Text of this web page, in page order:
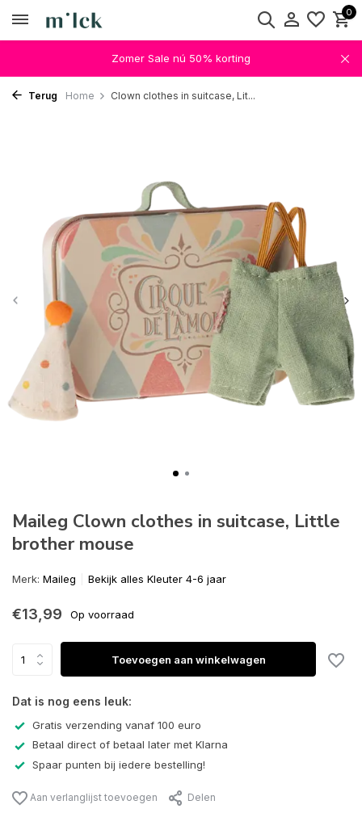
0
Zomer Sale nú 50% korting
Terug Home Clown clothes in suitcase, Lit...
Maileg Clown clothes in suitcase, Little
brother mouse
Merk: Maileg Bekijk alles Kleuter 4-6 jaar
€13,99 Op voorraad
Toevoegen aan winkelwagen
Dat is nog eens leuk:
Gratis verzending vanaf 100 euro
Betaal direct of betaal later met Klarna
Spaar punten bij iedere bestelling!
Aan verlanglijst toevoegen Delen